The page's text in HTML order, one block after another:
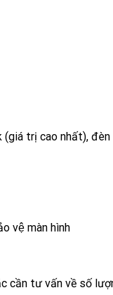
trị cao nhất),
vệ màn hình
tư vấn về số